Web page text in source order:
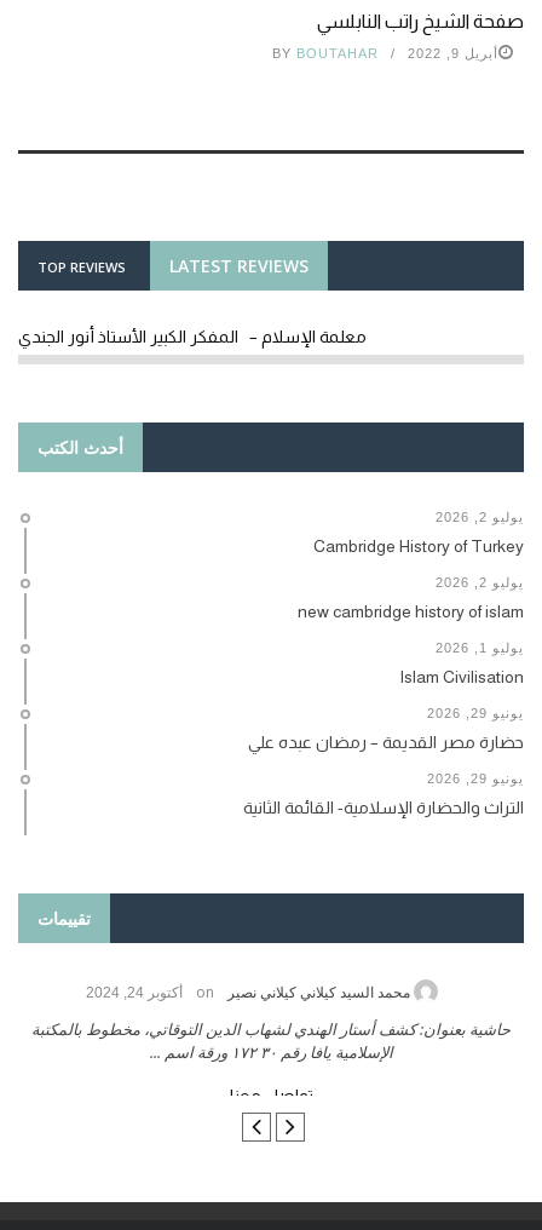
صفحة الشيخ راتب النابلسي
أبريل 9, 2022 BY BOUTAHAR
LATEST REVIEWS
TOP REVIEWS
معلمة الإسلام – المفكر الكبير الأستاذ أنور الجندي
أحدث الكتب
يوليو 2, 2026
Cambridge History of Turkey
يوليو 2, 2026
new cambridge history of islam
يوليو 1, 2026
Islam Civilisation
يونيو 29, 2026
حضارة مصر القديمة – رمضان عبده علي
يونيو 29, 2026
التراث والحضارة الإسلامية- القائمة الثانية
تقييمات
محمد السيد كيلاني كيلاني نصير on أكتوبر 24, 2024
حاشية بعنوان: كشف أستار الهندي لشهاب الدين التوقاتي، مخطوط بالمكتبة
الإسلامية يافا رقم ٣٠ ١٧٢ ورقة اسم ...
تواصل معنا